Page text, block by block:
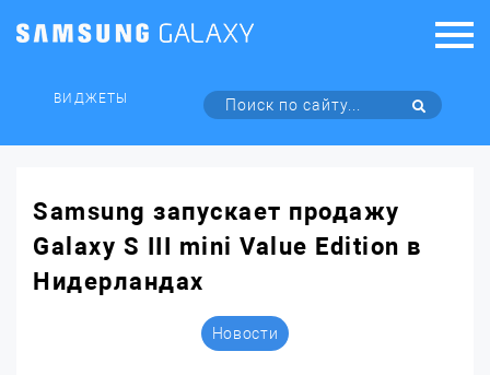
ВИДЖЕТЫ
Samsung запускает продажу
Galaxy S III mini Value Edition в
Нидерландах
Новости